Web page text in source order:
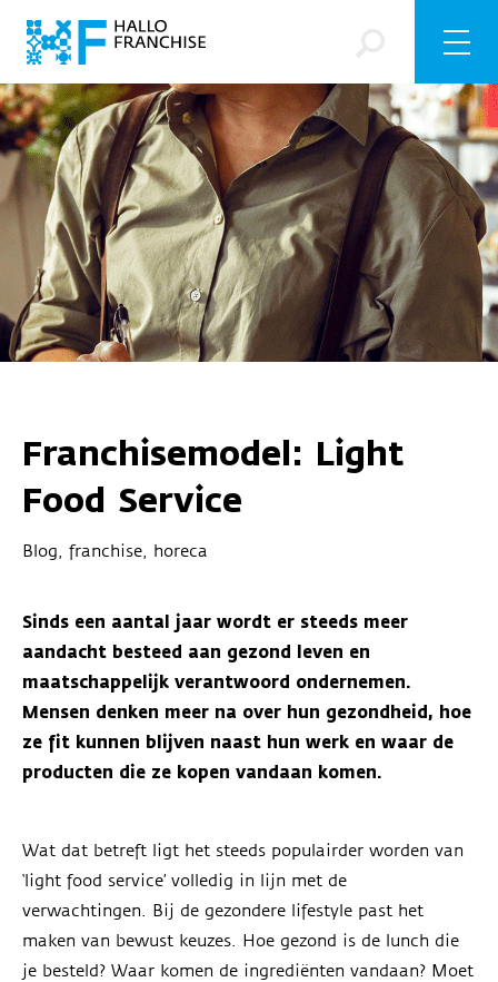
Franchisemodel: Light
Food Service
Blog, franchise, horeca
Sinds een aantal jaar wordt er steeds meer
aandacht besteed aan gezond leven en
maatschappelijk verantwoord ondernemen.
Mensen denken meer na over hun gezondheid, hoe
ze fit kunnen blijven naast hun werk en waar de
producten die ze kopen vandaan komen.
Wat dat betreft ligt het steeds populairder worden van
‘light food service’ volledig in lijn met de
verwachtingen. Bij de gezondere lifestyle past het
maken van bewust keuzes. Hoe gezond is de lunch die
je besteld? Waar komen de ingrediënten vandaan? Moet